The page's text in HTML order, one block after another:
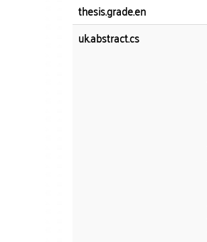
thesis.grade.en
uk.abstract.cs